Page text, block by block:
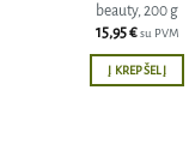
beauty, 200 g
15,95€ su PVM
Į KREPŠELĮ